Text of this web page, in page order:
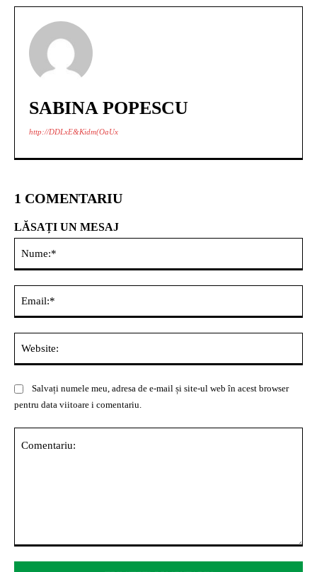
SABINA POPESCU
http://DDLxE&Kidm(OaUx
1 COMENTARIU
LĂSAȚI UN MESAJ
Salvați numele meu, adresa de e-mail și site-ul web în acest browser
pentru data viitoare i comentariu.